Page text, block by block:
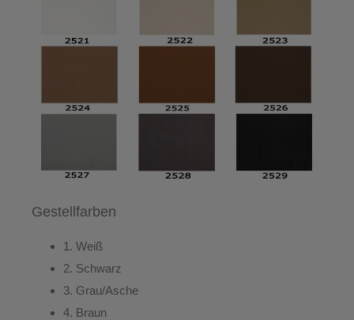
Gestellfarben
1. Weiß
2. Schwarz
3. Grau/Asche
4. Braun